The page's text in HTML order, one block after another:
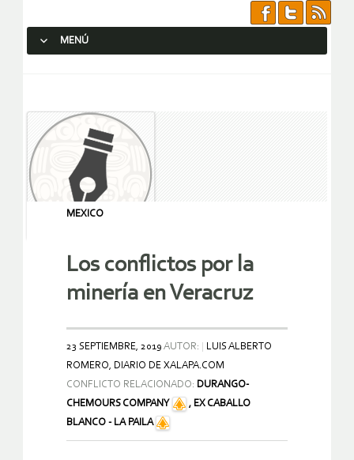
MENÚ
MEXICO
Los conflictos por la
minería en Veracruz
23 SEPTIEMBRE, 2019 AUTOR:
LUIS ALBERTO
ROMERO, DIARIO DE XALAPA.COM
CONFLICTO RELACIONADO: DURANGO-
CHEMOURS COMPANY
, EX CABALLO
BLANCO - LA PAILA